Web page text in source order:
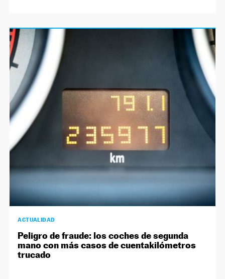
ACTUALIDAD
Peligro de fraude: los coches de segunda
mano con más casos de cuentakilómetros
trucado